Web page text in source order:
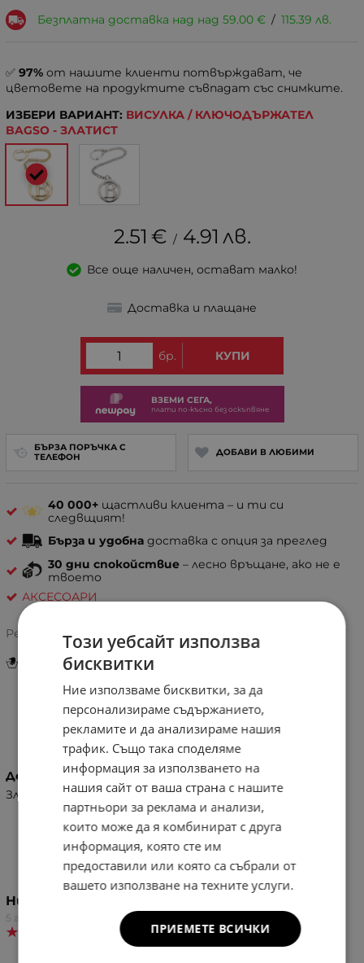
Безплатна доставка над над 59.00 € / 115.39 лв.
✅ 97% от нашите клиенти потвърждават, че
цветовете на продуктите съвпадат със снимките.
ИЗБЕРИ ВАРИАНТ: ВИСУЛКА / КЛЮЧОДЪРЖАТЕЛ
BAGSO - ЗЛАТИСТ
2.51 € / 4.91 лв.
Все още наличен, остават малко!
Доставка и плащане
Инструкции за грижа и поддръжка
бр. КУПИ
ВЗЕМИ СЕГА,
плати по-късно без оскъпвяне
БЪРЗА ПОРЪЧКА С
ТЕЛЕФОН
ДОБАВИ В ЛЮБИМИ
40 000+ щастливи клиента – и ти си
следвщият!
Бърза и удобна доставка с опция за преглед
30 дни спокойствие – лесно връщане, ако не е
твоето
АКСЕСОАРИ
Рейтинг: 5.0/5 на базата на
Характеристики
Детайли
Златисти орнаменти
Отзиви към продукт
Ния Йорданова
5 август 2026
Този уебсайт използва
бисквитки
Ние използваме бисквитки, за да
персонализираме съдържанието,
рекламите и да анализираме нашия
трафик. Също така споделяме
информация за използването на
нашия сайт от ваша страна с нашите
партньори за реклама и анализи,
които може да я комбинират с друга
информация, която сте им
предоставили или която са събрали от
вашето използване на техните услуги.
ПРИЕМЕТЕ ВСИЧКИ